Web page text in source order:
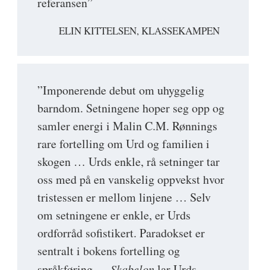
ELIN KITTELSEN, KLASSEKAMPEN
”Imponerende debut om uhyggelig
barndom. Setningene hoper seg opp og
samler energi i Malin C.M. Rønnings
rare fortelling om Urd og familien i
skogen … Urds enkle, rå setninger tar
oss med på en vanskelig oppvekst hvor
tristessen er mellom linjene … Selv
om setningene er enkle, er Urds
ordforråd sofistikert. Paradokset er
sentralt i bokens fortelling og